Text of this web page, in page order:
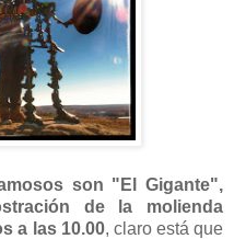
son "El Gigante",
de la molienda
a las 10.00, claro está que